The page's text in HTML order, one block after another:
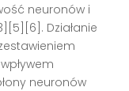
neuronów i
Działanie
neuronów